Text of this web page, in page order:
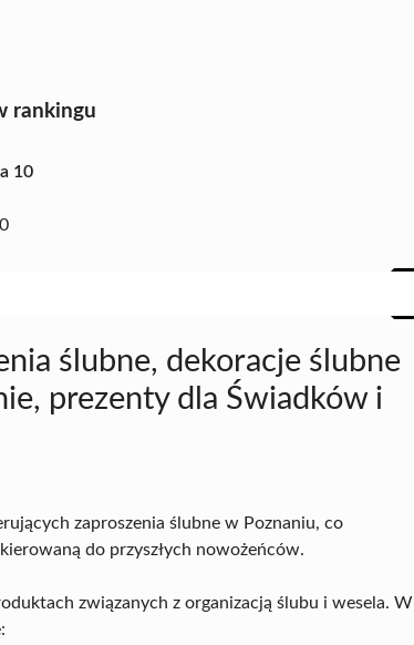
rankingu
10
ślubne, dekoracje ślubne
prezenty dla Świadków i
zaproszenia ślubne w Poznaniu, co
do przyszłych nowożeńców.
związanych z organizacją ślubu i wesela. W